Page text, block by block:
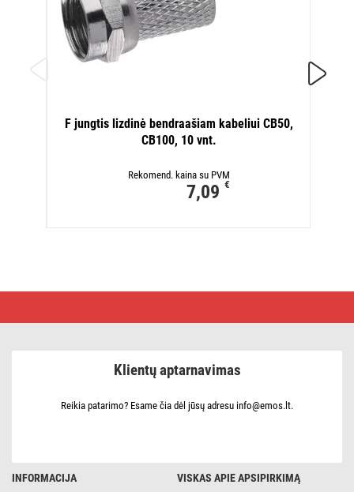
F jungtis lizdinė bendraašiam kabeliui CB50,
CB100, 10 vnt.
Rekomend. kaina su PVM
7,09 €
galutinis
INFORMACIJA VISKAS APIE APSIPIRKIMĄ
Klientų aptarnavimas
Reikia patarimo? Esame čia dėl jūsų adresu info@emos.lt.